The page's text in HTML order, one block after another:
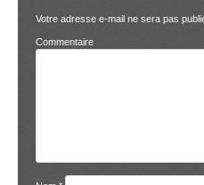
Votre adresse e-mail ne sera pas